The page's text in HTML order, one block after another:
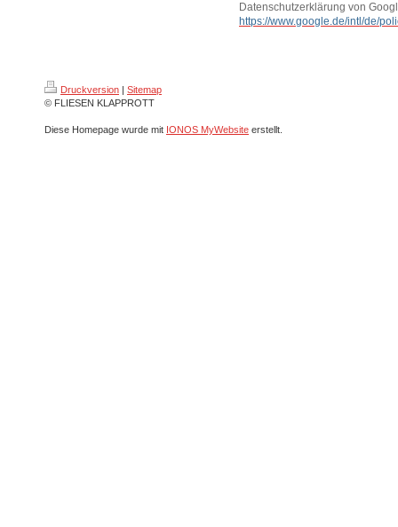
Datenschutzerklärung von
https://www.google.de/intl/de/
Druckversion | Sitemap
© FLIESEN KLAPPROTT
Diese Homepage wurde mit IONOS MyWebsite erstellt.